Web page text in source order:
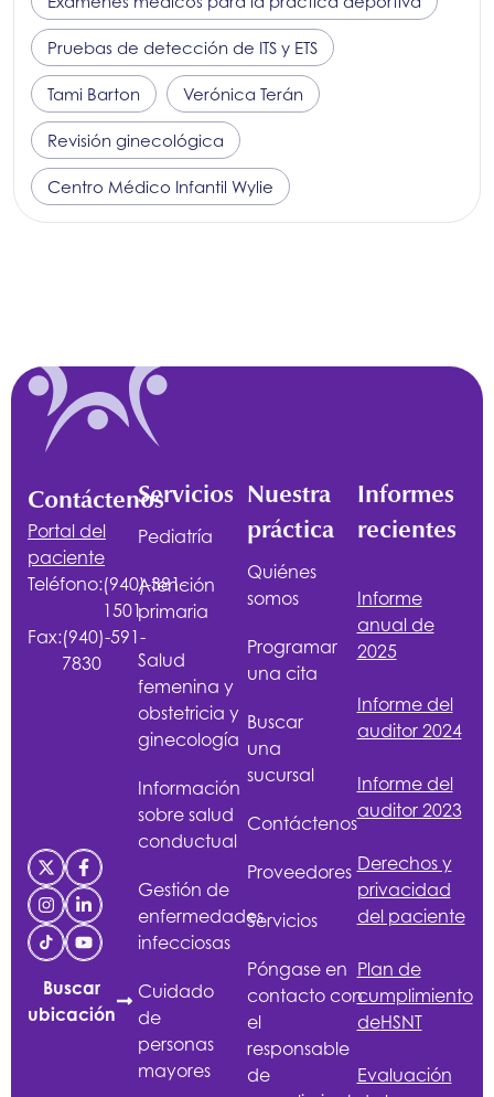
Pruebas de detección de ITS y ETS
Tami Barton Verónica Terán
Revisión ginecológica
Centro Médico Infantil Wylie
Contáctenos
Portal del
paciente
Teléfono:(940)-381-
1501
Fax:(940)-591-
7830
Buscar
ubicación
Servicios
Pediatría
Atención
primaria
Salud
femenina y
obstetricia y
ginecología
Información
sobre salud
conductual
Gestión de
enfermedades
infecciosas
Cuidado
de
personas
mayores
Nuestra
práctica
Quiénes
somos
Programar
una cita
Buscar
una
sucursal
Contáctenos
Proveedores
Servicios
Póngase en
contacto con
el
responsable
de
Informes
recientes
Informe
anual de
2025
Informe del
auditor 2024
Informe del
auditor 2023
Derechos y
privacidad
del paciente
Plan de
cumplimiento
deHSNT
Evaluación